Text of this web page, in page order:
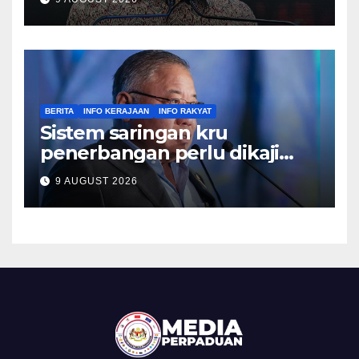
BERITA INFO KERAJAAN INFO RAKYAT
Sistem saringan kru
penerbangan perlu dikaji
semula, pulihkan keyakinan
penumpang – Tiong
9 AUGUST 2026